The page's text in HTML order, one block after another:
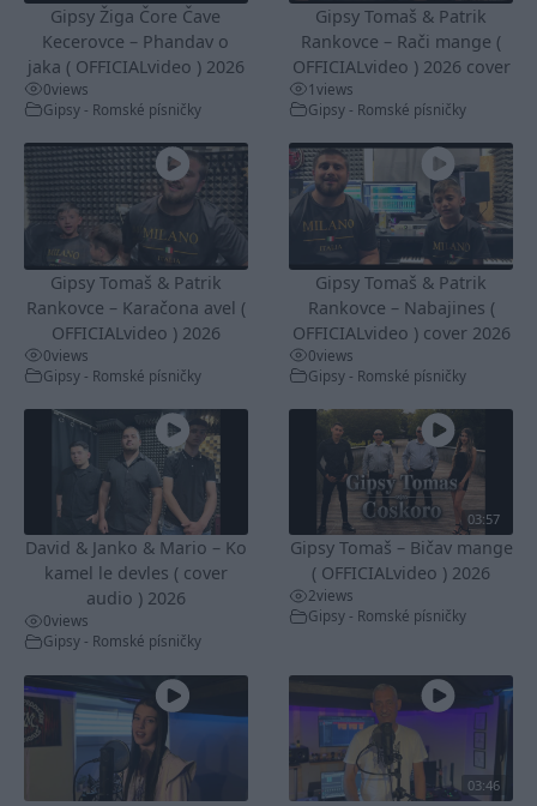
Gipsy Žiga Čore Čave
Kecerovce – Phandav o
jaka ( OFFICIALvideo ) 2026
0views
Gipsy - Romské písničky
Gipsy Tomaš & Patrik
Rankovce – Rači mange (
OFFICIALvideo ) 2026 cover
1views
Gipsy - Romské písničky
Gipsy Tomaš & Patrik
Rankovce – Karačona avel (
OFFICIALvideo ) 2026
0views
Gipsy - Romské písničky
Gipsy Tomaš & Patrik
Rankovce – Nabajines (
OFFICIALvideo ) cover 2026
0views
Gipsy - Romské písničky
David & Janko & Mario – Ko
kamel le devles ( cover
audio ) 2026
0views
Gipsy - Romské písničky
03:57
Gipsy Tomaš – Bičav mange
( OFFICIALvideo ) 2026
2views
Gipsy - Romské písničky
03:46